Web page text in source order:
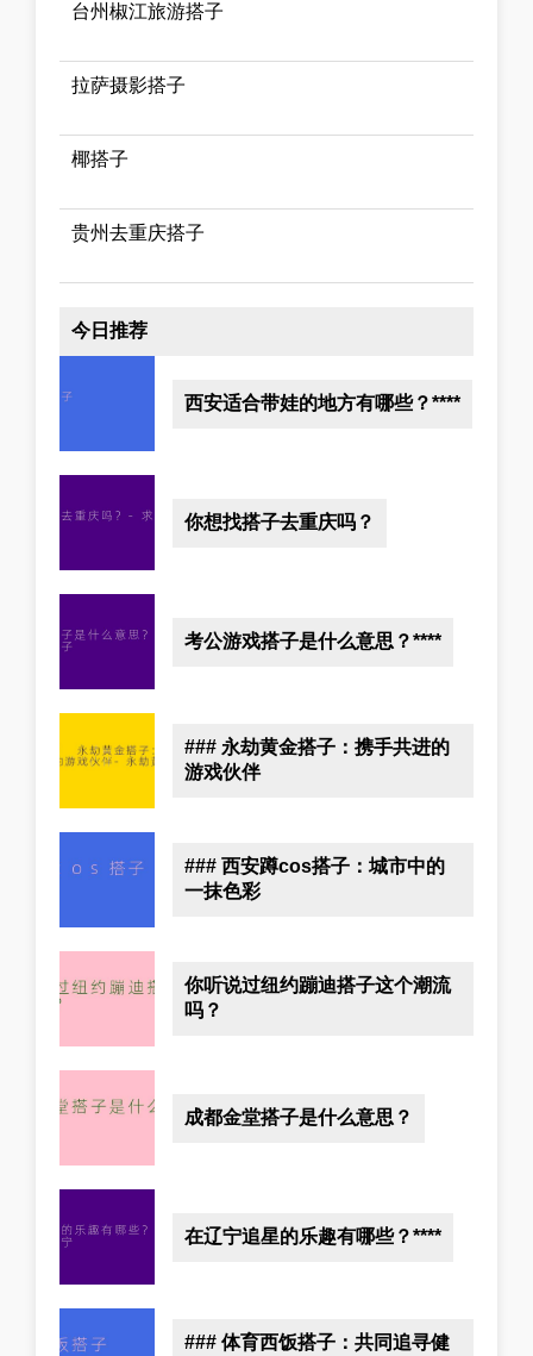
台州椒江旅游搭子
拉萨摄影搭子
椰搭子
贵州去重庆搭子
今日推荐
西安适合带娃的地方有哪些？****
你想找搭子去重庆吗？
考公游戏搭子是什么意思？****
### 永劫黄金搭子：携手共进的
游戏伙伴
### 西安蹲cos搭子：城市中的
一抹色彩
你听说过纽约蹦迪搭子这个潮流
吗？
成都金堂搭子是什么意思？
在辽宁追星的乐趣有哪些？****
### 体育西饭搭子：共同追寻健